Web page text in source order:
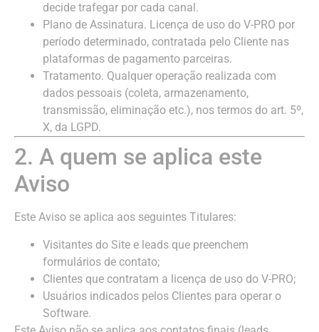
decide trafegar por cada canal.
Plano de Assinatura. Licença de uso do V-PRO por
período determinado, contratada pelo Cliente nas
plataformas de pagamento parceiras.
Tratamento. Qualquer operação realizada com
dados pessoais (coleta, armazenamento,
transmissão, eliminação etc.), nos termos do art. 5º,
X, da LGPD.
2. A quem se aplica este
Aviso
Este Aviso se aplica aos seguintes Titulares:
Visitantes do Site e leads que preenchem
formulários de contato;
Clientes que contratam a licença de uso do V-PRO;
Usuários indicados pelos Clientes para operar o
Software.